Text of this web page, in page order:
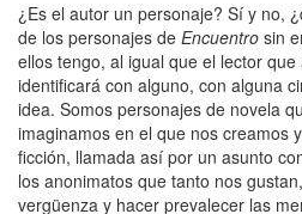
¿Es el autor un personaje? Sí y no,
de los personajes de Encuentro sin
ellos tengo, al igual que el lector
identificará con alguno, con alguna
idea. Somos personajes de novela
imaginamos en el que nos creamos
ficción, llamada así por un asunto
los anonimatos que tanto nos
vergüenza y hacer prevalecer las